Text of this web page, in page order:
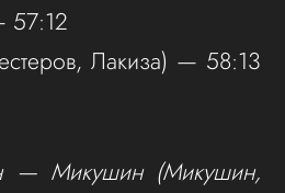
57:12
Лакиза) — 58:13
— Микушин (Микушин,